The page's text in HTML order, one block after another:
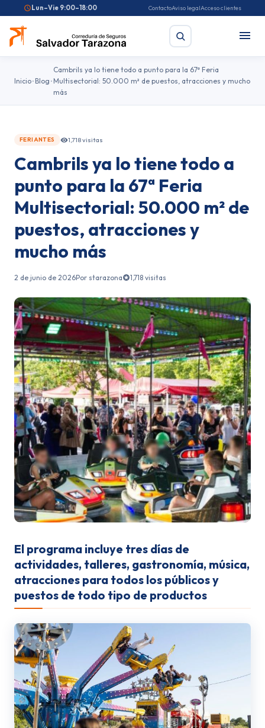
Lun–Vie 9:00–18:00 ContactoAviso legalAcceso clientes
Búsquedas frecuentes: Seguro de coche
Inicio Blog
Cambrils ya lo tiene todo a punto para la 67ª Feria
Multisectorial: 50.000 m² de puestos, atracciones y mucho
más
FERIANTES 1,718 visitas
Cambrils ya lo tiene todo a
punto para la 67ª Feria
Multisectorial: 50.000 m² de
puestos, atracciones y
mucho más
2 de junio de 2026Por starazona 1,718 visitas
El programa incluye tres días de
actividades, talleres, gastronomía, música,
atracciones para todos los públicos y
puestos de todo tipo de productos